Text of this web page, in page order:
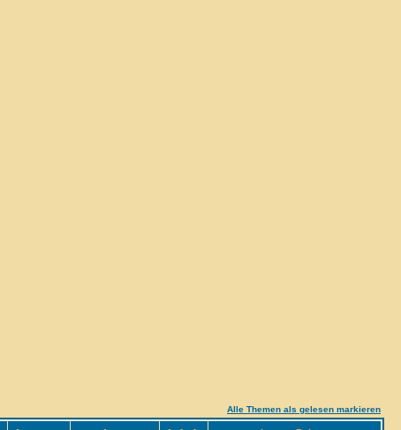
Alle Themen als gelesen markieren